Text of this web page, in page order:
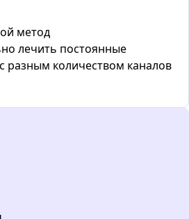
метод
лечить постоянные
разным количеством каналов